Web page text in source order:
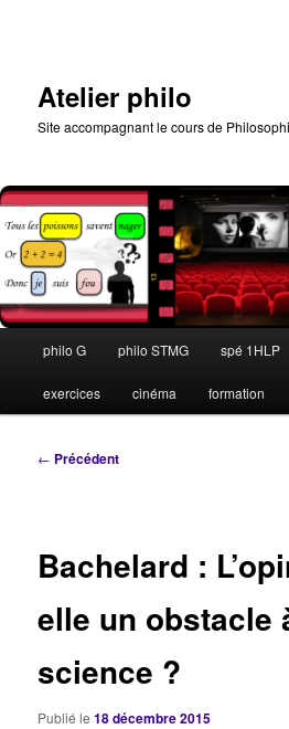
Atelier philo
Site accompagnant le cours de
principal
philo G philo STMG spé 1HLP
exercices cinéma formation
Navigation
← Précédent
Bachelard :
elle un obstacle
science ?
Publié le18 décembre 2015